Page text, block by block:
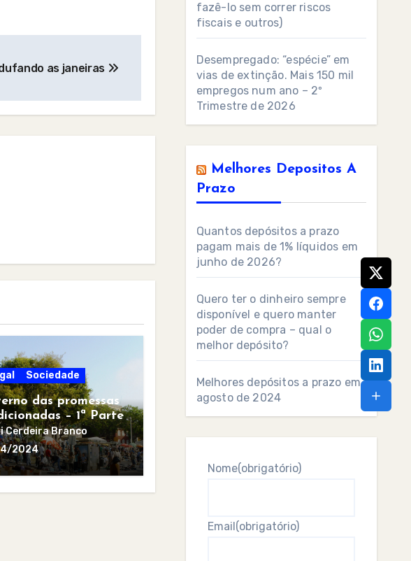
as janeiras
Sociedade
das promessas
– 1ª Parte
Cerdeira Branco
2024
fazê-lo sem correr riscos
fiscais e outros)
Desempregado: “espécie” em
vias de extinção. Mais 150 mil
empregos num ano – 2º
Trimestre de 2026
Melhores Depositos A
Prazo
Quantos depósitos a prazo
pagam mais de 1% líquidos em
junho de 2026?
Quero ter o dinheiro sempre
disponível e quero manter
poder de compra – qual o
melhor depósito?
Melhores depósitos a prazo em
agosto de 2024
Nome(obrigatório)
Email(obrigatório)